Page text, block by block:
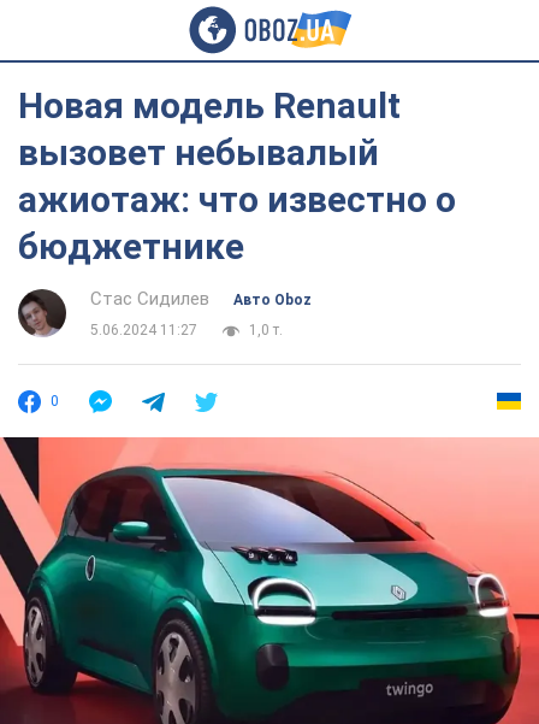
Новая модель Renault
вызовет небывалый
ажиотаж: что известно о
бюджетнике
Стас Сидилев
Авто Oboz
5.06.2024 11:27
1,0 т.
0